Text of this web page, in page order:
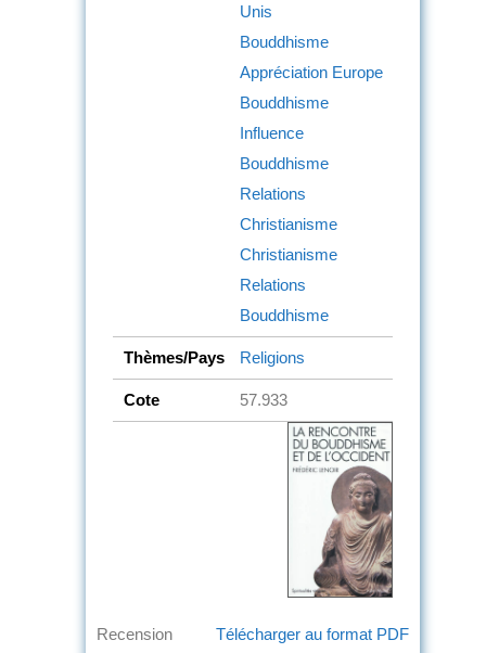
Unis
Bouddhisme
Appréciation Europe
Bouddhisme
Influence
Bouddhisme
Relations
Christianisme
Christianisme
Relations
Bouddhisme
Thèmes/Pays Religions
Cote 57.933
Télécharger au format PDF
Recension